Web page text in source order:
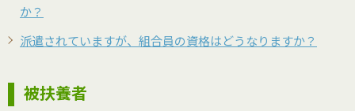
か？
派遣されていますが、組合員の資格はどうなりますか？
被扶養者